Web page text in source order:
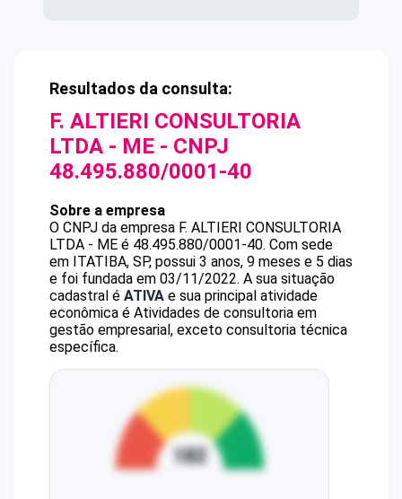
Resultados da consulta:
F. ALTIERI CONSULTORIA
LTDA - ME - CNPJ
48.495.880/0001-40
Sobre a empresa
O CNPJ da empresa F. ALTIERI CONSULTORIA
LTDA - ME é 48.495.880/0001-40. Com sede
em ITATIBA, SP, possui 3 anos, 9 meses e 5 dias
e foi fundada em 03/11/2022. A sua situação
cadastral é ATIVA e sua principal atividade
econômica é Atividades de consultoria em
gestão empresarial, exceto consultoria técnica
específica.